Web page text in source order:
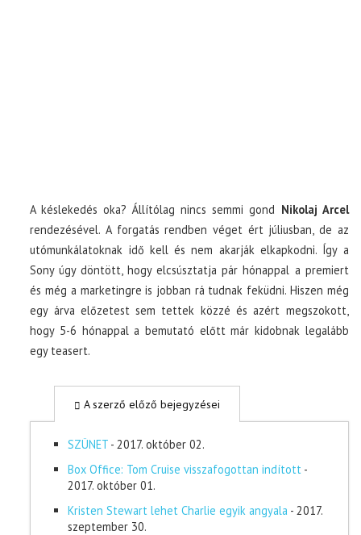
A késlekedés oka? Állítólag nincs semmi gond Nikolaj Arcel
rendezésével. A forgatás rendben véget ért júliusban, de az
utómunkálatoknak idő kell és nem akarják elkapkodni. Így a
Sony úgy döntött, hogy elcsúsztatja pár hónappal a premiert
és még a marketingre is jobban rá tudnak feküdni. Hiszen még
egy árva előzetest sem tettek közzé és azért megszokott,
hogy 5-6 hónappal a bemutató előtt már kidobnak legalább
egy teasert.
A szerző előző bejegyzései
SZÜNET - 2017. október 02.
Box Office: Tom Cruise visszafogottan indított -
2017. október 01.
Kristen Stewart lehet Charlie egyik angyala - 2017.
szeptember 30.